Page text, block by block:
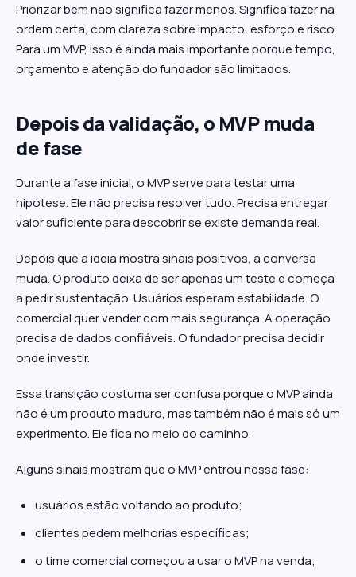
Priorizar bem não significa fazer menos. Significa fazer na
ordem certa, com clareza sobre impacto, esforço e risco.
Para um MVP, isso é ainda mais importante porque tempo,
orçamento e atenção do fundador são limitados.
Depois da validação, o MVP muda
de fase
Durante a fase inicial, o MVP serve para testar uma
hipótese. Ele não precisa resolver tudo. Precisa entregar
valor suficiente para descobrir se existe demanda real.
Depois que a ideia mostra sinais positivos, a conversa
muda. O produto deixa de ser apenas um teste e começa
a pedir sustentação. Usuários esperam estabilidade. O
comercial quer vender com mais segurança. A operação
precisa de dados confiáveis. O fundador precisa decidir
onde investir.
Essa transição costuma ser confusa porque o MVP ainda
não é um produto maduro, mas também não é mais só um
experimento. Ele fica no meio do caminho.
Alguns sinais mostram que o MVP entrou nessa fase:
usuários estão voltando ao produto;
clientes pedem melhorias específicas;
o time comercial começou a usar o MVP na venda;